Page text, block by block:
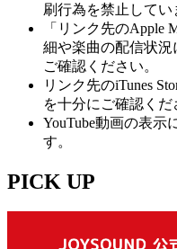
刷行為を禁止してい
「リンク先のApple
細や楽曲の配信状
ご確認ください。
リンク先のiTunes
を十分にご確認くだ
YouTube動画の表示
す。
PICK UP